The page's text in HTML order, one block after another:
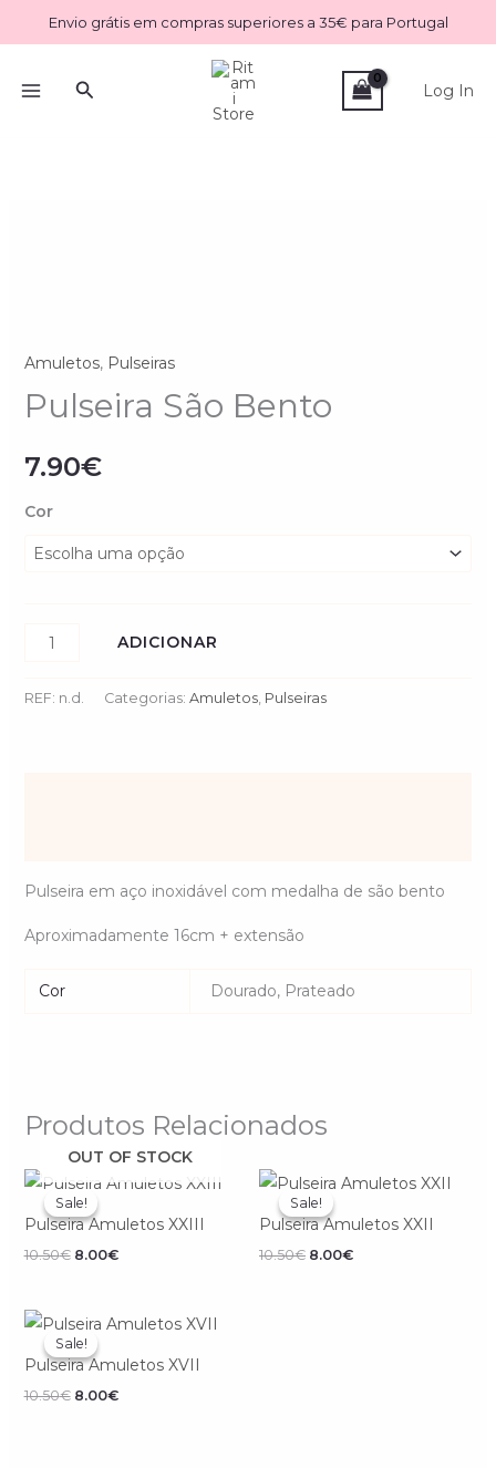
to
Envio grátis em compras superiores a 35€ para Portugal
Search Log In
Amuletos, Pulseiras
Pulseira São Bento
7.90€
Cor
ADICIONAR
REF: n.d. Categorias: Amuletos, Pulseiras
Pulseira em aço inoxidável com medalha de são bento
Aproximadamente 16cm + extensão
Cor Dourado, Prateado
Produtos Relacionados
Sale!
OUT OF STOCK
Sale!
Pulseira Amuletos XXIII
10.50€
preço
original
era:
10.50€.
8.00€
preço
é:
8.00€.
Sale!
Sale!
Pulseira Amuletos XXII
10.50€
preço
original
era:
10.50€.
8.00€
preço
é:
8.00€.
Sale!
Sale!
Pulseira Amuletos XVII
10.50€
O
preço
original
era:
10.50€.
8.00€
O
preço
é:
8.00€.